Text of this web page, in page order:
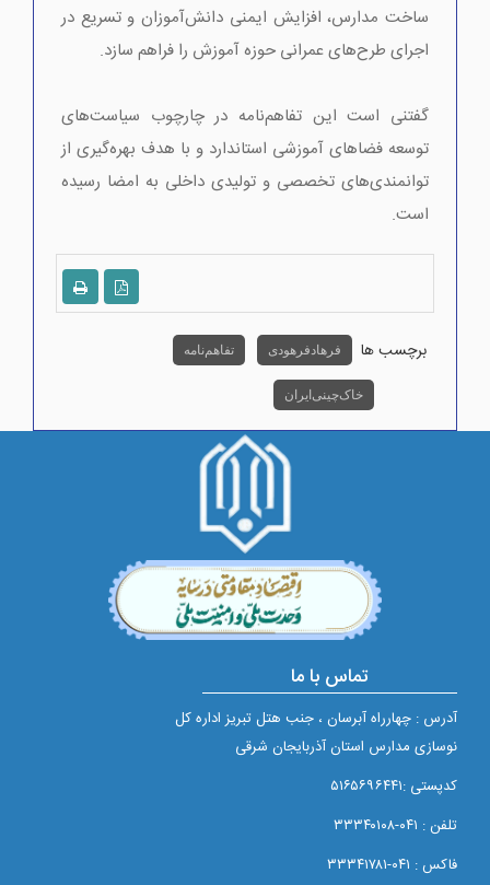
ساخت مدارس، افزایش ایمنی دانش‌آموزان و تسریع در
اجرای طرح‌های عمرانی حوزه آموزش را فراهم سازد.
گفتنی است این تفاهم‌نامه در چارچوب سیاست‌های
توسعه فضاهای آموزشی استاندارد و با هدف بهره‌گیری از
توانمندی‌های تخصصی و تولیدی داخلی به امضا رسیده
است.
برچسب ها فرهاد فرهودی تفاهم نامه
خاک چینی ایران
تماس با ما
آدرس : چهارراه آبرسان ، جنب هتل تبریز اداره کل
نوسازی مدارس استان آذربایجان شرقی
کدپستی :۵۱۶۵۶۹۶۴۴۱
تلفن : ۰۴۱-۳۳۳۴۰۱۰۸
فاکس : ۰۴۱-۳۳۳۴۱۷۸۱